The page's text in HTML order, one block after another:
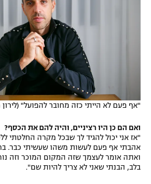
"אף פעם לא הייתי כזה מחובר להפועל" (לירון
ואם הם כן היו רציניים, והיה להם את הכסף?
"אז אני יכול להגיד לך שבכל מקרה החלטתי
אהבתי אף פעם לעשות משהו שעשיתי כבר.
ואתה אומר לעצמך שזה המקום המוכר וזה
בלב, הבנתי שאני לא צריך להיות שם".